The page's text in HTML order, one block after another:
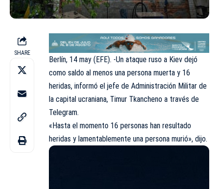
SHARE
Berlín, 14 may (EFE). -Un ataque ruso a Kiev dejó
como saldo al menos una persona muerta y 16
heridas, informó el jefe de Administración Militar de
la capital ucraniana, Timur Tkancheno a través de
Telegram.
«Hasta el momento 16 personas han resultado
heridas y lamentablemente una persona murió», dijo.